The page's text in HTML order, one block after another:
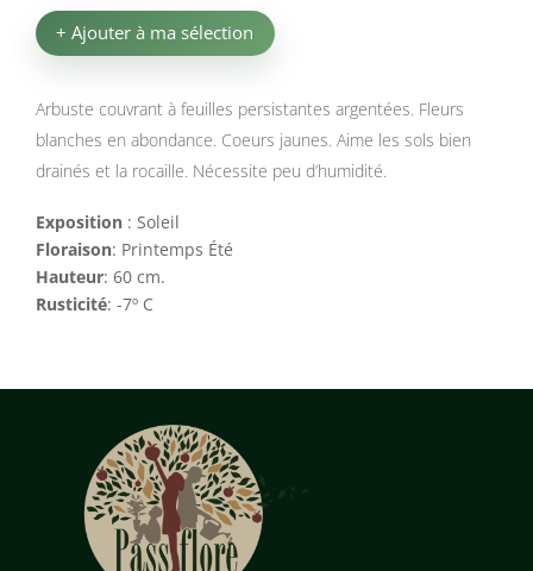
+ Ajouter à ma sélection
Arbuste couvrant à feuilles persistantes argentées. Fleurs
blanches en abondance. Coeurs jaunes. Aime les sols bien
drainés et la rocaille. Nécessite peu d’humidité.
Exposition : Soleil
Floraison: Printemps Été
Hauteur: 60 cm.
Rusticité: -7º C